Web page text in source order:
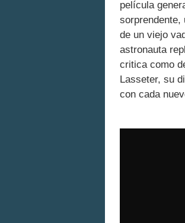
película
sorprendente,
de un viejo
astronauta
critica como
Lasseter, su
con cada